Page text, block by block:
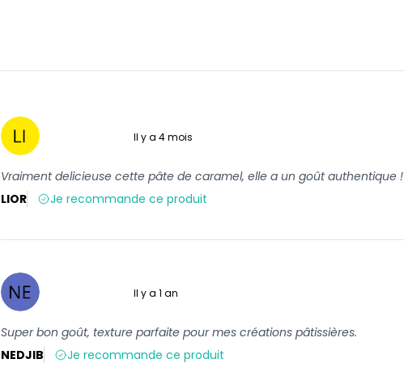
Il y a 4 mois
Vraiment delicieuse cette pâte de caramel, elle a un goût authentique !
LIOR
Je recommande ce produit
Il y a 1 an
Super bon goût, texture parfaite pour mes créations pâtissières.
NEDJIB
Je recommande ce produit